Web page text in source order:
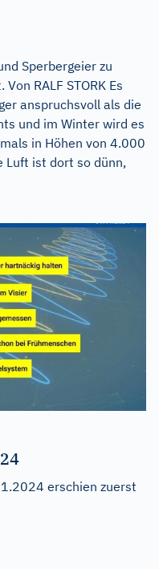
Sperbergeier zu
RALF STORK Es
anspruchsvoll als die
und im Winter wird es
in Höhen von 4.000
Luft ist dort so dünn,
erschien zuerst